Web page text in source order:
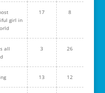
girl in
17 8
all
3 26
13 12